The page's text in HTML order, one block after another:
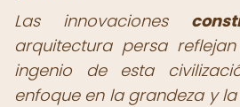
Las innovaciones
arquitectura persa
ingenio de esta
enfoque en la grandeza y